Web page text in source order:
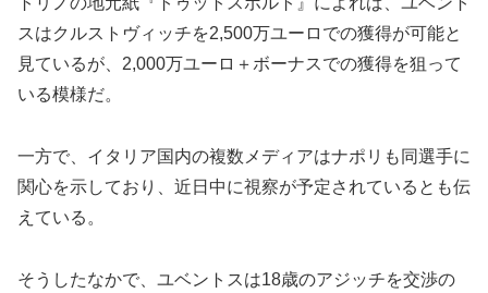
スはクルストヴィッチを2,500万ユーロでの獲得が可能と
見ているが、2,000万ユーロ＋ボーナスでの獲得を狙って
いる模様だ。
一方で、イタリア国内の複数メディアはナポリも同選手に
関心を示しており、近日中に視察が予定されているとも伝
えている。
そうしたなかで、ユベントスは18歳のアジッチを交渉の